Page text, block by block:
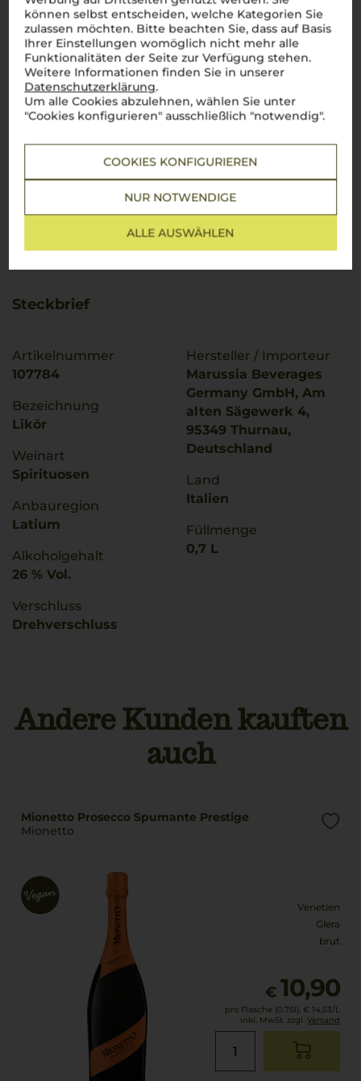
können selbst entscheiden, welche Kategorien Sie
zulassen möchten. Bitte beachten Sie, dass auf Basis
Ihrer Einstellungen womöglich nicht mehr alle
Funktionalitäten der Seite zur Verfügung stehen.
Weitere Informationen finden Sie in unserer
Datenschutzerklärung.
Um alle Cookies abzulehnen, wählen Sie unter
"Cookies konfigurieren" ausschließlich "notwendig".
COOKIES KONFIGURIEREN
NUR NOTWENDIGE
ALLE AUSWÄHLEN
Steckbrief
Artikelnummer
107784
Bezeichnung
Likör
Weinart
Spirituosen
Anbauregion
Latium
Alkoholgehalt
26 % Vol.
Verschluss
Drehverschluss
Hersteller / Importeur
Marussia Beverages
Germany GmbH, Am
alten Sägewerk 4,
95349 Thurnau,
Deutschland
Land
Italien
Füllmenge
0,7 L
Andere Kunden kauften
auch
Mionetto Prosecco Spumante Prestige
Mionetto
Venetien
Glera
brut
€ 10,90
pro Flasche (0.75l), € 14,53/L
inkl. MwSt. zzgl. Versand